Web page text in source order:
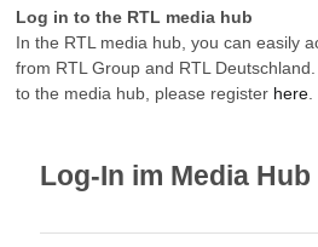
Log in to the RTL media hub
In the RTL media hub, you can easily
from RTL Group and RTL
to the media hub, please register here
Log-In im Media Hub